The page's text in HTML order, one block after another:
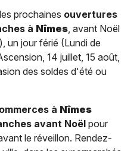
prochaines ouvertures
à Nîmes, avant Noël
un jour férié (Lundi de
14 juillet, 15 août,
des soldes d'été ou
à Nîmes
avant Noëlpour
le réveillon. Rendez-